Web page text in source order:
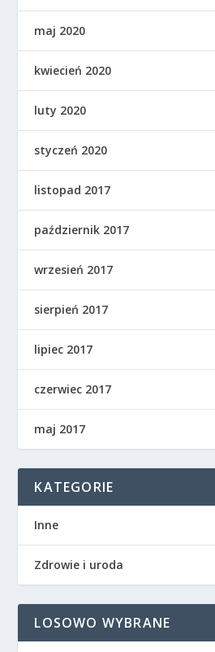
maj 2020
kwiecień 2020
luty 2020
styczeń 2020
listopad 2017
październik 2017
wrzesień 2017
sierpień 2017
lipiec 2017
czerwiec 2017
maj 2017
KATEGORIE
Inne
Zdrowie i uroda
LOSOWO WYBRANE